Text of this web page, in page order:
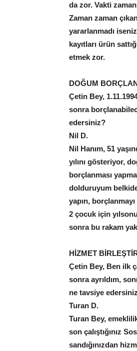
da zor. Vakti
Zaman zaman
yararlanmadı
kayıtları ürün
etmek zor.
DOĞUM
Çetin Bey,
sonra
edersiniz?
Nil D.
Nil Hanım, 51
yılını gösteriyor,
borçlanması
dolduruyum
yapın,
2 çocuk için
sonra bu rakam
HİZMET
Çetin Bey, Ben ilk
sonra ayrıldım,
ne tavsiye
Turan D.
Turan Bey,
son çalıştığınız
sandığınızdan